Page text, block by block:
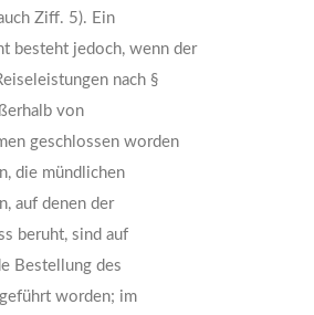
Ziff. 5). Ein
besteht jedoch, wenn der
nach §
von
geschlossen worden
die mündlichen
auf denen der
beruht, sind auf
Bestellung des
worden; im